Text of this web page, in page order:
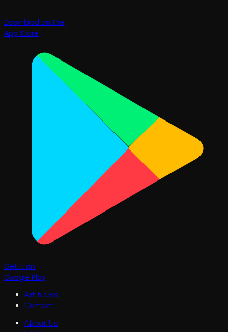
Download on the
App Store
Get it on
Google Play
Art News
Contact
About Us